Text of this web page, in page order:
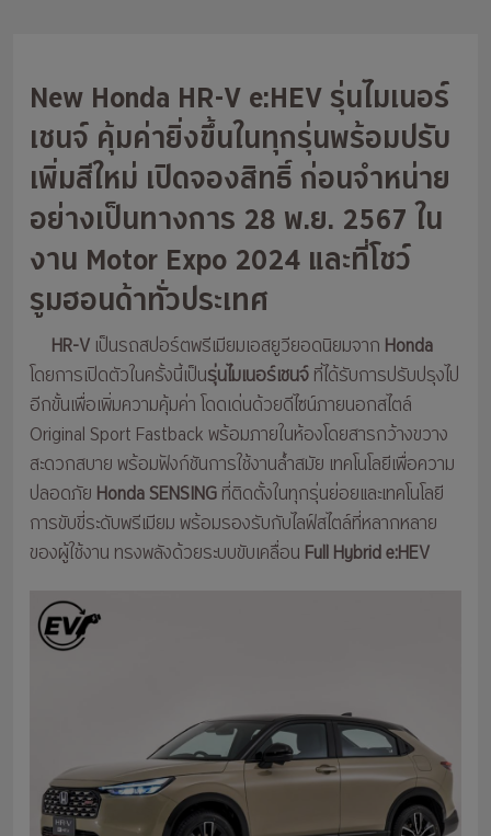
New Honda HR-V e:HEV รุ่นไมเนอร์
เชนจ์ คุ้มค่ายิ่งขึ้นในทุกรุ่นพร้อมปรับ
เพิ่มสีใหม่ เปิดจองสิทธิ์ ก่อนจำหน่าย
อย่างเป็นทางการ 28 พ.ย. 2567 ใน
งาน Motor Expo 2024 และที่โชว์
รูมฮอนด้าทั่วประเทศ
HR-V เป็นรถสปอร์ตพรีเมียมเอสยูวียอดนิยมจาก Honda
โดยการเปิดตัวในครั้งนี้เป็นรุ่นไมเนอร์เชนจ์ที่ได้รับการปรับปรุงไป
อีกขั้นเพื่อเพิ่มความคุ้มค่า โดดเด่นด้วยดีไซน์ภายนอกสไตล์
Original Sport Fastback พร้อมภายในห้องโดยสารกว้างขวาง
สะดวกสบาย พร้อมฟังก์ชันการใช้งานล้ำสมัย เทคโนโลยีเพื่อความ
ปลอดภัย Honda SENSINGที่ติดตั้งในทุกรุ่นย่อยและเทคโนโลยี
การขับขี่ระดับพรีเมียม พร้อมรองรับกับไลฟ์สไตล์ที่หลากหลาย
ของผู้ใช้งาน ทรงพลังด้วยระบบขับเคลื่อน Full Hybrid e:HEV